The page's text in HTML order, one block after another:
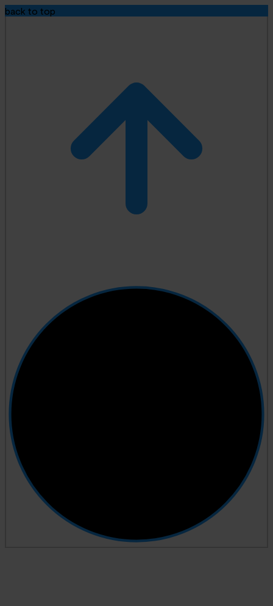
back to top